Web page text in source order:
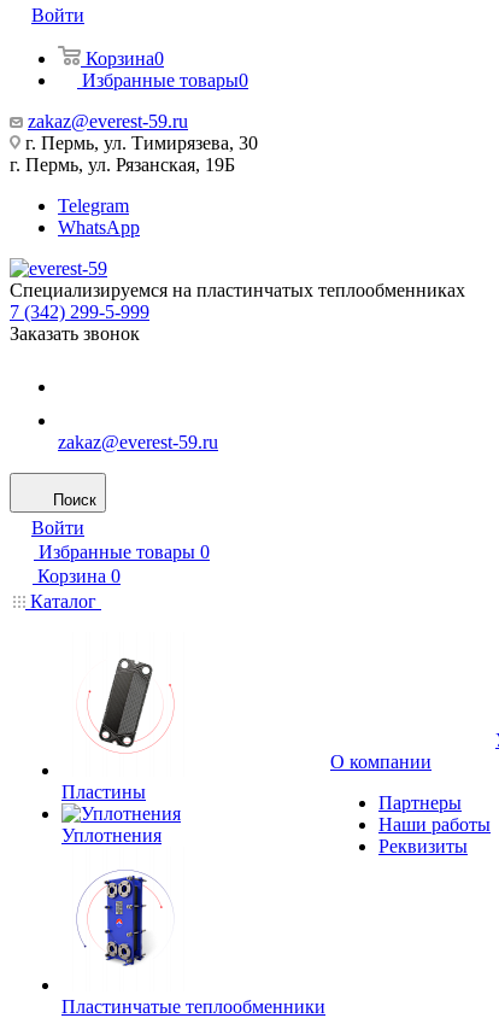
Войти
Корзина0
Избранные товары0
zakaz@everest-59.ru
г. Пермь, ул. Тимирязева, 30
г. Пермь, ул. Рязанская, 19Б
Telegram
WhatsApp
Специализируемся на пластинчатых теплообменниках
7 (342) 299-5-999
Заказать звонок
zakaz@everest-59.ru
Поиск
Войти
Избранные товары 0
Корзина 0
Каталог
Пластины
Уплотнения
Пластинчатые теплообменники
О компании
Партнеры
Наши работы
Реквизиты